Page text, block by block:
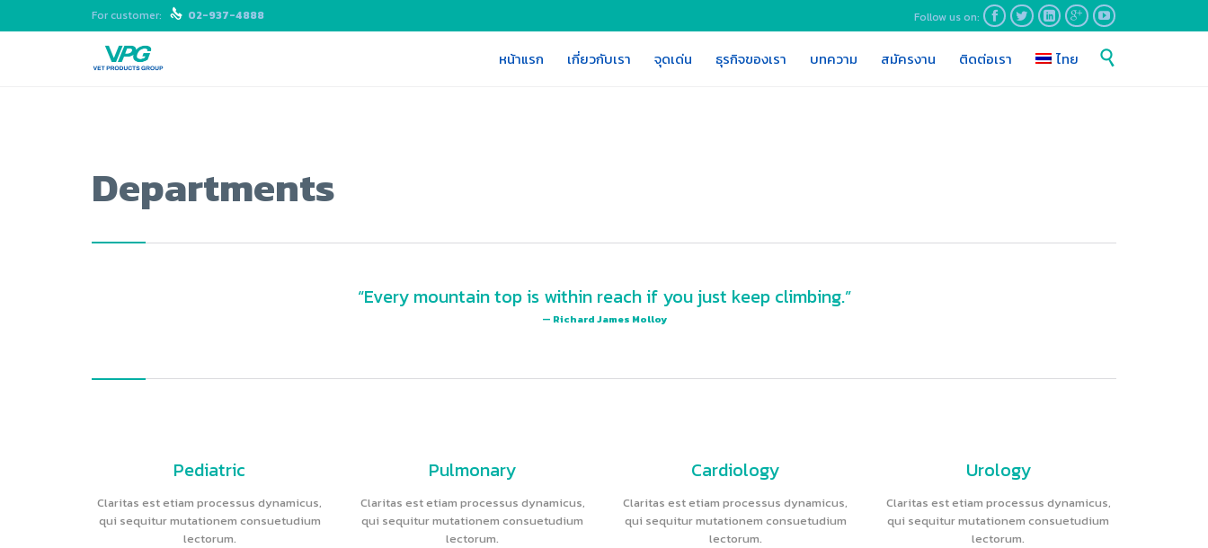
For customer:  02-937-4888 Follow us on:     
Skip
to
หน้าแรก เกี่ยวกับเรา จุดเด่น ธุรกิจของเรา บทความ สมัครงาน ติดต่อเรา ไทย 
Departments
“Every mountain top is within reach if you just keep climbing.”
— Richard James Molloy
Pediatric
Claritas est etiam processus dynamicus,
qui sequitur mutationem consuetudium
lectorum.
Pulmonary
Claritas est etiam processus dynamicus,
qui sequitur mutationem consuetudium
lectorum.
Cardiology
Claritas est etiam processus dynamicus,
qui sequitur mutationem consuetudium
lectorum.
Urology
Claritas est etiam processus dynamicus,
qui sequitur mutationem consuetudium
lectorum.